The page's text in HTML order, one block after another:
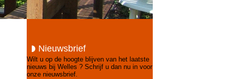
Nieuwsbrief
Wilt u op de hoogte blijven van het laatste
nieuws bij Welles ? Schrijf u dan nu in voor
onze nieuwsbrief.